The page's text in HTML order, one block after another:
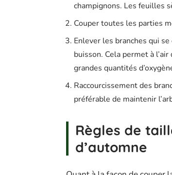
champignons. Les feuilles
Couper toutes les parties
Enlever les branches qui
buisson. Cela permet à
grandes quantités
Raccourcissement des
préférable de maintenir
Règles de
d’automne